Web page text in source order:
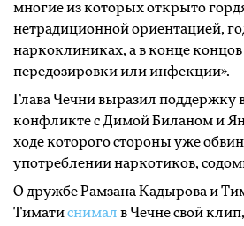
многие из которых открыто
нетрадиционной ориентацией,
наркоклиниках, а в конце
передозировки или инфекции».
Глава Чечни выразил поддержку
конфликте с Димой Биланом и
ходе которого стороны уже
употреблении наркотиков,
О дружбе Рамзана Кадырова и
Тиматиснимал в Чечне свой